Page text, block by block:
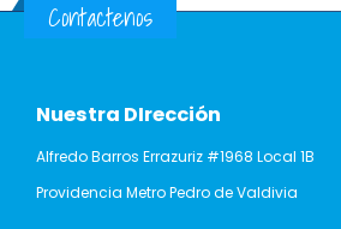
Contactenos
Nuestra DIrección
Alfredo Barros Errazuriz #1968 Local 1B
Providencia Metro Pedro de Valdivia